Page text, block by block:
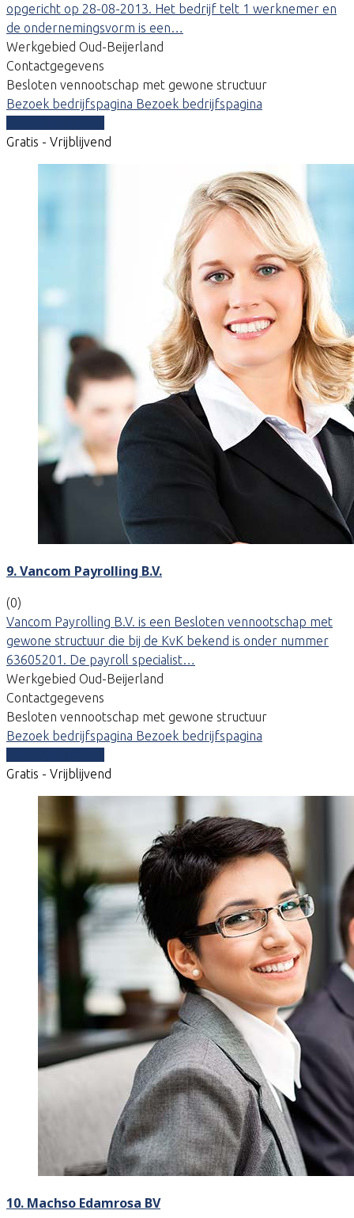
opgericht op 28-08-2013. Het bedrijf telt 1 werknemer en
de ondernemingsvorm is een…
Werkgebied Oud-Beijerland
Contactgegevens
Besloten vennootschap met gewone structuur
Bezoek bedrijfspagina Bezoek bedrijfspagina
Gratis - Vrijblijvend
9. Vancom Payrolling B.V.
(0)
Vancom Payrolling B.V. is een Besloten vennootschap met
gewone structuur die bij de KvK bekend is onder nummer
63605201. De payroll specialist…
Werkgebied Oud-Beijerland
Contactgegevens
Besloten vennootschap met gewone structuur
Bezoek bedrijfspagina Bezoek bedrijfspagina
Gratis - Vrijblijvend
10. Machso Edamrosa BV